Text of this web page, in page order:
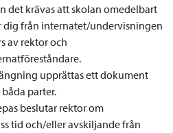
det krävas att skolan omedelbart
dig från internatet/undervisningen
av rektor och
upprättas ett dokument
parter.
beslutar rektor om
tid och/eller avskiljande från